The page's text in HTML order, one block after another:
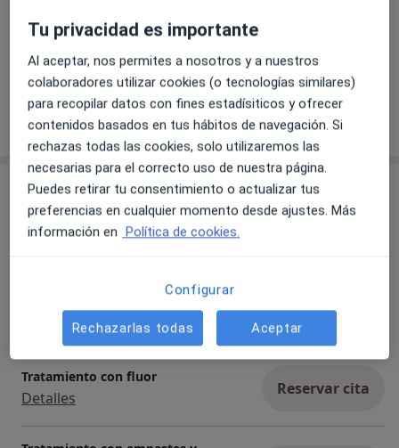
Ver galería (4)
Mostrar más detalles
sobre la experiencia
Servicios y precios
Primera visita Odontología
Detalles Reservar cita
Tratamiento con fluor
Detalles Reservar cita
Tu privacidad es importante
Al aceptar, nos permites a nosotros y a nuestros
colaboradores utilizar cookies (o tecnologías similares)
para recopilar datos con fines estadísiticos y ofrecer
contenidos basados en tus hábitos de navegación. Si
rechazas todas las cookies, solo utilizaremos las
necesarias para el correcto uso de nuestra página.
Puedes retirar tu consentimiento o actualizar tus
preferencias en cualquier momento desde ajustes. Más
información en Política de cookies.
Configurar
Rechazarlas todas Aceptar